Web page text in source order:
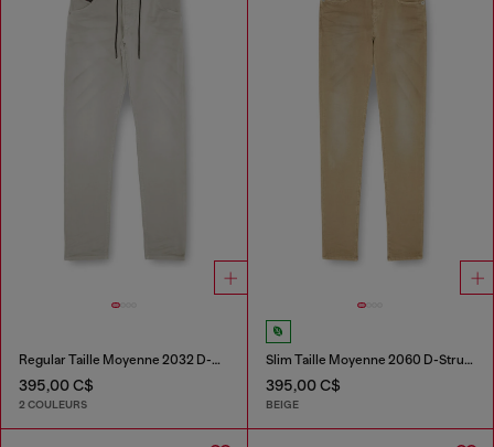
Regular Taille Moyenne 2032 D-Krooley Joggjeans®
395,00 C$
2 COULEURS
Slim Taille Moyenne 2060 D-Strukt Joggjeans®
395,00 C$
BEIGE